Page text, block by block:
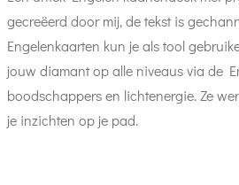
gecreëerd door mij, de tekst is
Engelenkaarten kun je als tool
jouw diamant op alle niveaus via de
boodschappers en lichtenergie. Ze
je inzichten op je pad.